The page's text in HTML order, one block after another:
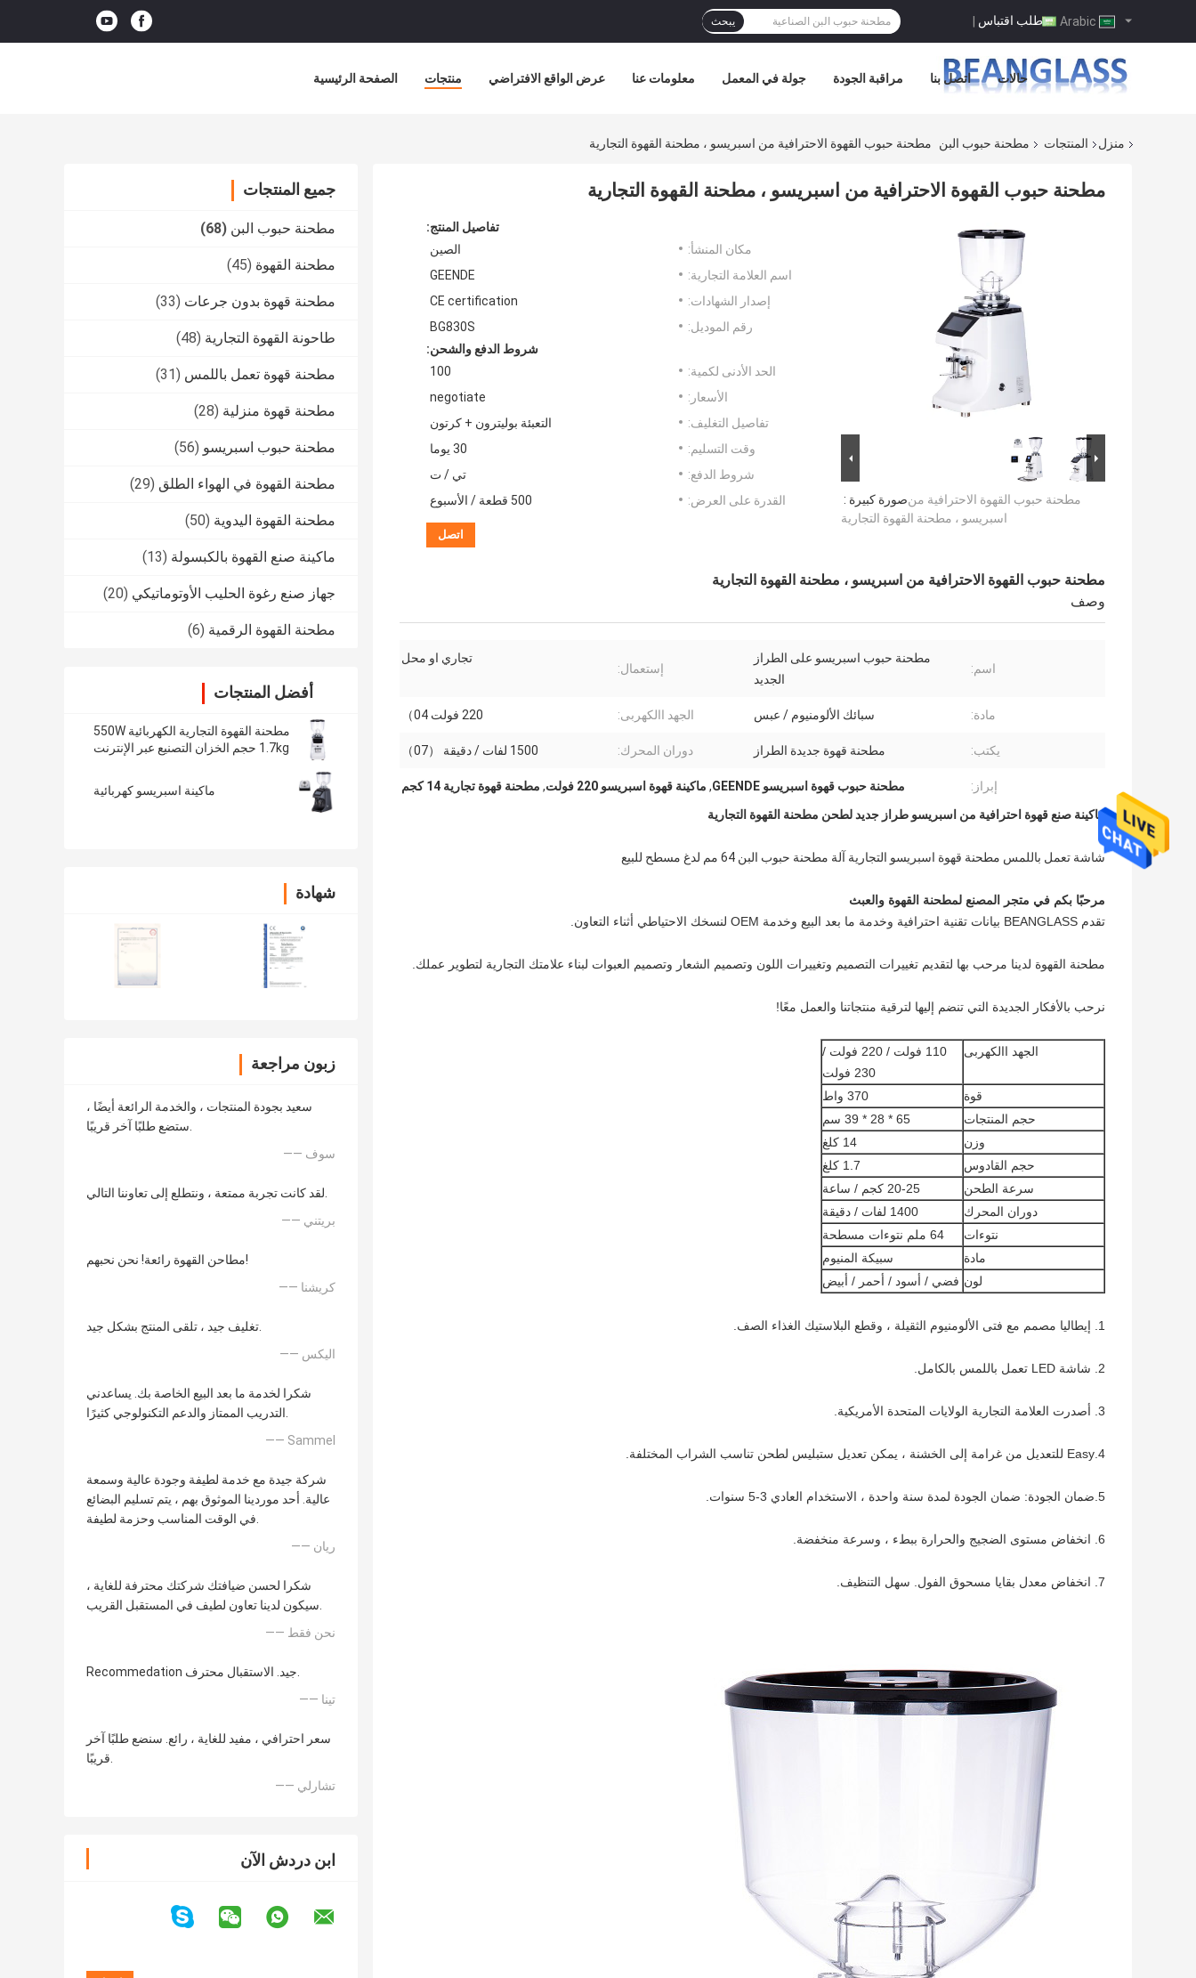
طلب اقتباس | يبحث
الصفحة الرئيسية منتجات عرض الواقع الافتراضي معلومات عنا جولة في المعمل مراقبة الجودة اتصل بنا حالات
منزل المنتجات مطحنة حبوب البن مطحنة حبوب القهوة الاحترافية من اسبريسو ، مطحنة القهوة التجارية
جميع المنتجات
مطحنة حبوب البن (68)
مطحنة القهوة (45)
مطحنة قهوة بدون جرعات (33)
طاحونة القهوة التجارية (48)
مطحنة قهوة تعمل باللمس (31)
مطحنة قهوة منزلية (28)
مطحنة حبوب اسبريسو (56)
مطحنة القهوة في الهواء الطلق (29)
مطحنة القهوة اليدوية (50)
ماكينة صنع القهوة بالكبسولة (13)
جهاز صنع رغوة الحليب الأوتوماتيكي (20)
مطحنة القهوة الرقمية (6)
أفضل المنتجات
مطحنة القهوة التجارية الكهربائية 550W
1.7kg حجم الخزان التصنيع عبر الإنترنت
ماكينة اسبريسو كهربائية
شهادة
زبون مراجعة
سعيد بجودة المنتجات ، والخدمة الرائعة أيضًا ،
ستضع طلبًا آخر قريبًا.
—— سوف
لقد كانت تجربة ممتعة ، ونتطلع إلى تعاوننا التالي.
—— بريتني
مطاحن القهوة رائعة! نحن نحبهم!
—— كريشنا
تغليف جيد ، تلقى المنتج بشكل جيد.
—— اليكس
شكرا لخدمة ما بعد البيع الخاصة بك. يساعدني
التدريب الممتاز والدعم التكنولوجي كثيرًا.
—— Sammel
شركة جيدة مع خدمة لطيفة وجودة عالية وسمعة
عالية. أحد موردينا الموثوق بهم ، يتم تسليم البضائع
في الوقت المناسب وحزمة لطيفة.
—— ريان
شكرا لحسن ضيافتك شركتك محترفة للغاية ،
سيكون لدينا تعاون لطيف في المستقبل القريب.
—— نحن فقط
Recommedation جيد. الاستقبال محترف.
—— تينا
سعر احترافي ، مفيد للغاية ، رائع. سنضع طلبًا آخر
قريبًا.
—— تشارلي
ابن دردش الآن
مطحنة حبوب القهوة الاحترافية من اسبريسو ، مطحنة القهوة التجارية
صورة كبيرة :مطحنة حبوب القهوة الاحترافية من
اسبريسو ، مطحنة القهوة التجارية
تفاصيل المنتج:
مكان المنشأ:
الصين
اسم العلامة التجارية:
GEENDE
إصدار الشهادات:
CE certification
رقم الموديل:
BG830S
شروط الدفع والشحن:
الحد الأدنى لكمية:
100
الأسعار:
negotiate
تفاصيل التغليف:
التعبئة بوليترون + كرتون
وقت التسليم:
30 يوما
شروط الدفع:
تي / ت
القدرة على العرض:
500 قطعة / الأسبوع
اتصل
مطحنة حبوب القهوة الاحترافية من اسبريسو ، مطحنة القهوة التجارية
وصف
اسم:
مطحنة حبوب اسبريسو على الطراز
الجديد
إستعمال:
تجاري او محل
مادة: سبائك الألومنيوم / عبس الجهد االكهربى: 220 فولت 04）
يكتب: مطحنة قهوة جديدة الطراز دوران المحرك: 1500 لفات / دقيقة （07）
إبراز: مطحنة حبوب قهوة اسبريسو GEENDE , ماكينة قهوة اسبريسو 220 فولت , مطحنة قهوة تجارية 14 كجم
ماكينة صنع قهوة احترافية من اسبريسو طراز جديد لطحن مطحنة القهوة التجارية
شاشة تعمل باللمس مطحنة قهوة اسبريسو التجارية آلة مطحنة حبوب البن 64 مم لدغ مسطح للبيع
مرحبًا بكم في متجر المصنع لمطحنة القهوة والعبث
تقدم BEANGLASS بيانات تقنية احترافية وخدمة ما بعد البيع وخدمة OEM لنسخك الاحتياطي أثناء التعاون.
مطحنة القهوة لدينا مرحب بها لتقديم تغييرات التصميم وتغييرات اللون وتصميم الشعار وتصميم العبوات لبناء علامتك التجارية لتطوير عملك.
نرحب بالأفكار الجديدة التي تنضم إليها لترقية منتجاتنا والعمل معًا!
الجهد االكهربى
110 فولت / 220 فولت /
230 فولت
قوة
370 واط
حجم المنتجات
65 * 28 * 39 سم
وزن
14 كلغ
حجم القادوس
1.7 كلغ
سرعة الطحن
20-25 كجم / ساعة
دوران المحرك
1400 لفات / دقيقة
نتوءات
64 ملم نتوءات مسطحة
مادة
سبيكة المنيوم
لون فضي / أسود / أحمر / أبيض
1. إيطاليا مصمم مع فتى الألومنيوم الثقيلة ، وقطع البلاستيك الغذاء الصف.
2. شاشة LED تعمل باللمس بالكامل.
3. أصدرت العلامة التجارية الولايات المتحدة الأمريكية.
4.Easy للتعديل من غرامة إلى الخشنة ، يمكن تعديل ستبليس لطحن تناسب الشراب المختلفة.
5.ضمان الجودة: ضمان الجودة لمدة سنة واحدة ، الاستخدام العادي 3-5 سنوات.
6. انخفاض مستوى الضجيج والحرارة ببطء ، وسرعة منخفضة.
7. انخفاض معدل بقايا مسحوق الفول. سهل التنظيف.